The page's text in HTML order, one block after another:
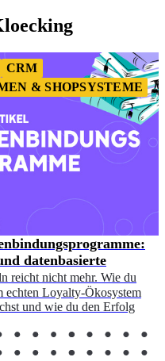
CRM
& SHOPSYSTEME
datenbasierte
reicht nicht mehr. Wie du
echten Loyalty-Ökosystem
und wie du den Erfolg